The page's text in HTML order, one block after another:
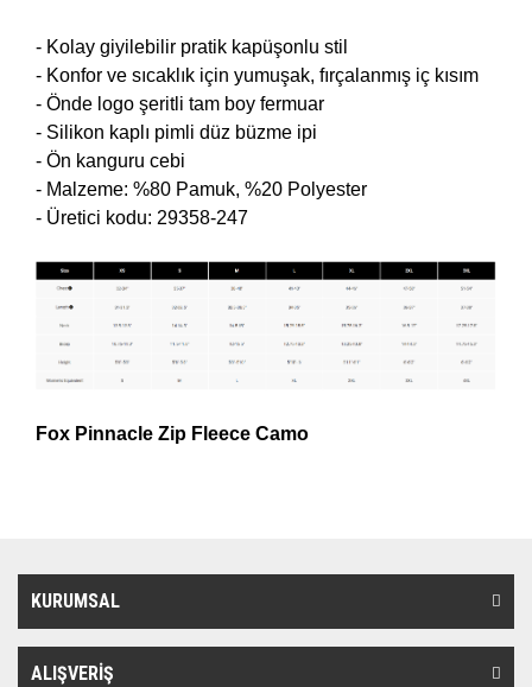
- Kolay giyilebilir pratik kapüşonlu stil
- Konfor ve sıcaklık için yumuşak, fırçalanmış iç kısım
- Önde logo şeritli tam boy fermuar
- Silikon kaplı pimli düz büzme ipi
- Ön kanguru cebi
- Malzeme: %80 Pamuk, %20 Polyester
- Üretici kodu: 29358-247
Fox Pinnacle Zip Fleece Camo
KURUMSAL
ALIŞVERİŞ